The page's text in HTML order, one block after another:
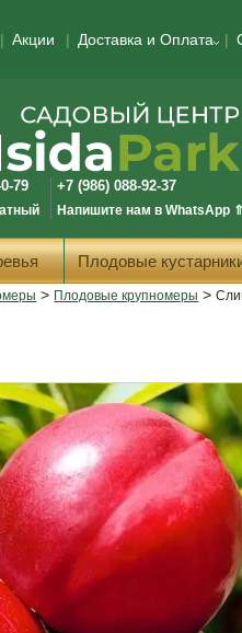
Акции Доставка и Оплата
79 +7 (986) 088-92-37
Напишите нам в WhatsApp ⇑
Плодовые
> Плодовые крупномеры >